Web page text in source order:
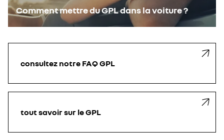
Comment mettre du GPL dans la voiture ?
consultez notre FAQ GPL
tout savoir sur le GPL